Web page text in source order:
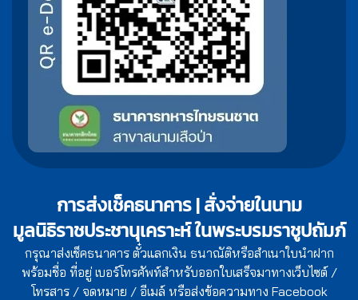
การส่งเช็คธนาคาร | สั่งจ่ายในนาม
มูลนิธิราชประชานุเคราะห์ ในพระบรมราชูปถัมภ์
กรุณาส่งเช็คธนาคาร ตั๋วแลกเงิน ธนาณัติหรือสำเนาใบนำฝาก
พร้อมชื่อ ที่อยู่ เบอร์โทรศัพท์สำหรับออกใบเสร็จมาทางเว็บไซต์ /
โทรสาร / จดหมาย / อีเมล์ หรือส่งข้อความทาง Facebook